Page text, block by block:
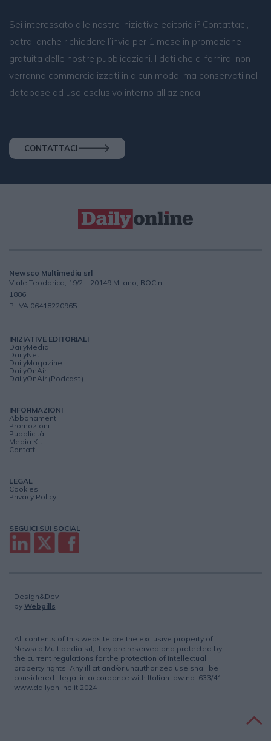
Sei interessato alle nostre iniziative editoriali? Contattaci,
potrai anche richiedere l’invio per 1 mese in promozione
gratuita delle nostre pubblicazioni. I dati che ci fornirai non
verranno commercializzati in alcun modo, ma conservati nel
database ad uso esclusivo interno all'azienda.
CONTATTACI
Newsco Multimedia srl
Viale Teodorico, 19/2 – 20149 Milano, ROC n.
1886
P. IVA 06418220965
INIZIATIVE EDITORIALI
DailyMedia
DailyNet
DailyMagazine
DailyOnAir
DailyOnAir (Podcast)
INFORMAZIONI
Abbonamenti
Promozioni
Pubblicità
Media Kit
Contatti
LEGAL
Cookies
Privacy Policy
SEGUICI SUI SOCIAL
Design&Dev
by Webpills
All contents of this website are the exclusive property of
Newsco Multipedia srl; they are reserved and protected by
the current regulations for the protection of intellectual
property rights. Any illicit and/or unauthorized use shall be
considered illegal in accordance with Italian law no. 633/41.
www.dailyonline.it 2024